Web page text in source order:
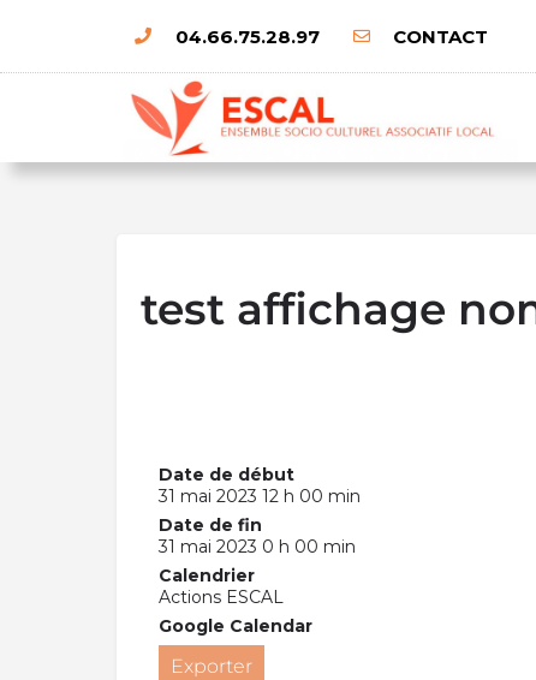
04.66.75.28.97 CONTACT
test affichage
Date de début
31 mai 2023 12 h 00 min
Date de fin
31 mai 2023 0 h 00 min
Calendrier
Actions ESCAL
Google Calendar
Exporter